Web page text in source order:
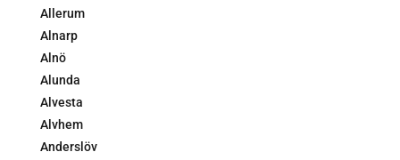
Allerum
Alnarp
Alnö
Alunda
Alvesta
Alvhem
Anderslöv